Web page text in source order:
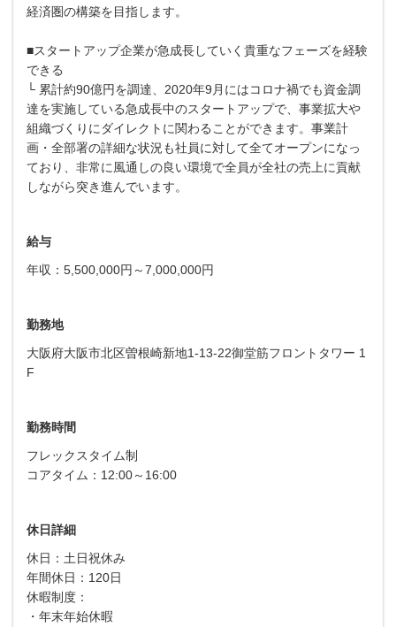
経済圏の構築を目指します。
■スタートアップ企業が急成長していく貴重なフェーズを経験
できる
└ 累計約90億円を調達、2020年9月にはコロナ禍でも資金調
達を実施している急成長中のスタートアップで、事業拡大や
組織づくりにダイレクトに関わることができます。事業計
画・全部署の詳細な状況も社員に対して全てオープンになっ
ており、非常に風通しの良い環境で全員が全社の売上に貢献
しながら突き進んでいます。
給与
年収：5,500,000円～7,000,000円
勤務地
大阪府大阪市北区曽根崎新地1-13-22御堂筋フロントタワー 1
F
勤務時間
フレックスタイム制
コアタイム：12:00～16:00
休日詳細
休日：土日祝休み
年間休日：120日
休暇制度：
・年末年始休暇